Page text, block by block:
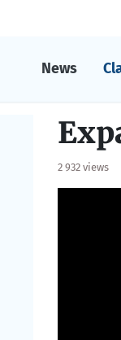
News
2 932 views